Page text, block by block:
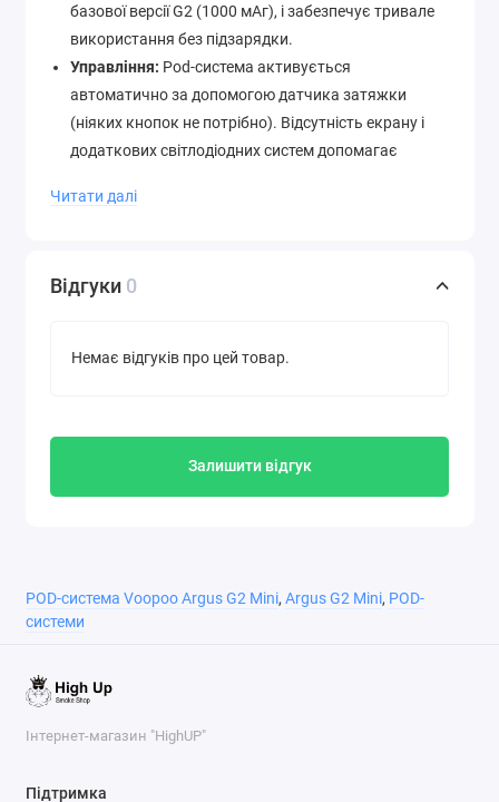
базової версії G2 (1000 мАг), і забезпечує тривале
використання без підзарядки.
Управління: Pod-система активується
автоматично за допомогою датчика затяжки
(ніяких кнопок не потрібно). Відсутність екрану і
додаткових світлодіодних систем допомагає
Регулювання затяжки:
затяжку від тугої сигаретної (MTL) до обмеженої
становить від 5 до 30 Вт, автоматично
картриджі Argus з верхньою заправкою (Top Fill),
Сумісність:Пристрій сумісний з усією широкою
лінійкою картриджів Argus Pod, включаючи ті, які
Технічні характеристики
Розміри:115 x 25.6 x 13.4 мм
Ємність акумулятора:
Читати далі
Відгуки 0
Немає відгуків про цей товар.
Залишити відгук
POD-система Voopoo Argus G2 Mini, Argus G2 Mini, POD-
системи
Інтернет-магазин "HighUP"
Підтримка